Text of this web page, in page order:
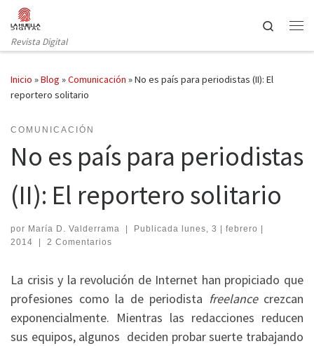
Saltar al contenido
Revista Digital
Search
Inicio »Blog »Comunicación »No es país para periodistas (II): El
reportero solitario
COMUNICACIÓN
No es país para periodistas
(II): El reportero solitario
por María D. Valderrama | Publicada lunes, 3 | febrero |
2014
| 2 Comentarios
La crisis y la revolución de Internet han propiciado que
profesiones como la de periodista freelancecrezcan
exponencialmente. Mientras las redacciones reducen
sus equipos, algunos deciden probar suerte trabajando